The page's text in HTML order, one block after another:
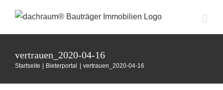
Inhalt
springen
vertrauen_2020-04-16
Startseite Bieterportal vertrauen_2020-04-16